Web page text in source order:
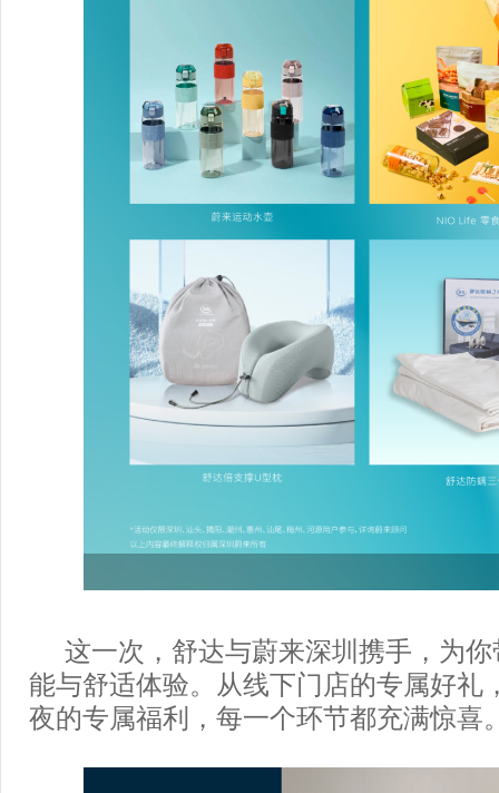
这一次，舒达与蔚来深圳携手，为
能与舒适体验。从线下门店的专属好礼
夜的专属福利，每一个环节都充满惊喜